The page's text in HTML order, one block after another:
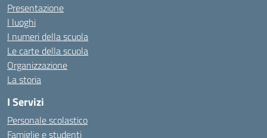
Presentazione
I luoghi
I numeri della scuola
Le carte della scuola
Organizzazione
La storia
I Servizi
Personale scolastico
Famiglie e studenti